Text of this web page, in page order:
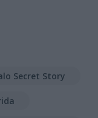
Secret Story